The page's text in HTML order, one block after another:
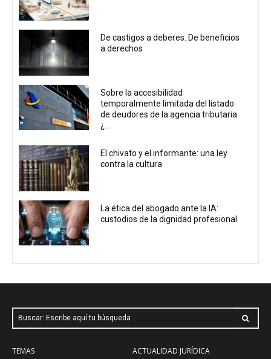
De castigos a deberes. De beneficios
a derechos
Sobre la accesibilidad
temporalmente limitada del listado
de deudores de la agencia tributaria.
¿...
El chivato y el informante: una ley
contra la cultura
La ética del abogado ante la IA:
custodios de la dignidad profesional
Buscar: Escribe aquí tu búsqueda
TEMAS
ACTUALIDAD JURÍDICA